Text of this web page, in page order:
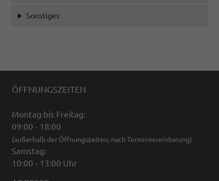
Sonstiges
ÖFFNUNGSZEITEN
Montag bis Freitag:
09:00 - 18:00
(außerhalb der Öffnungszeiten, nach Terminvereinbarung)
Samstag:
10:00 - 13:00 Uhr